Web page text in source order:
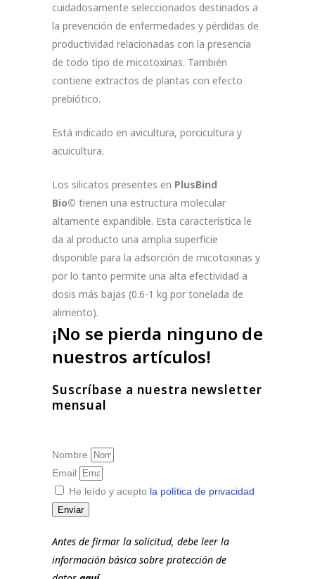
cuidadosamente seleccionados destinados a
la prevención de enfermedades y pérdidas de
productividad relacionadas con la presencia
de todo tipo de micotoxinas. También
contiene extractos de plantas con efecto
prebiótico.
Está indicado en avicultura, porcicultura y
acuicultura.
Los silicatos presentes en PlusBind
Bio© tienen una estructura molecular
altamente expandible. Esta característica le
da al producto una amplia superficie
disponible para la adsorción de micotoxinas y
por lo tanto permite una alta efectividad a
dosis más bajas (0.6-1 kg por tonelada de
alimento).
¡No se pierda ninguno de
nuestros artículos!
Suscríbase a nuestra newsletter
mensual
Nombre
Email
He leído y acepto la política de privacidad
Enviar
Antes de firmar la solicitud, debe leer la
información básica sobre protección de